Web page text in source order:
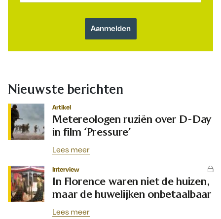
Nieuwste berichten
Artikel
Metereologen ruziën over D-Day
in film ‘Pressure’
Lees meer
Interview
In Florence waren niet de huizen,
maar de huwelijken onbetaalbaar
Lees meer